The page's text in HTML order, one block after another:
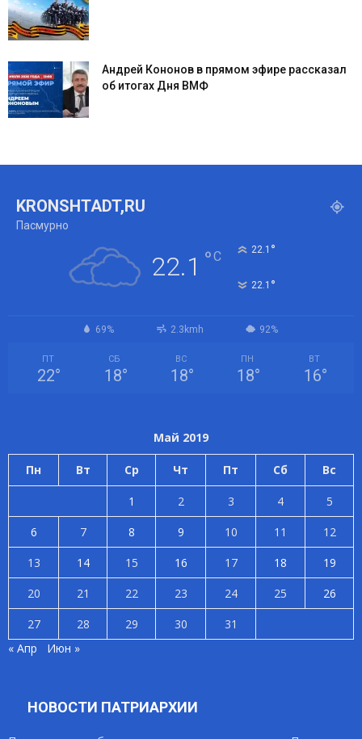
Андрей Кононов в прямом эфире рассказал
об итогах Дня ВМФ
KRONSHTADT,RU
Пасмурно
22.1 °C 22.1 °
22.1 °
69% 2.3kmh 92%
ПТ
22°
СБ
18°
ВС
18°
ПН
18°
ВТ
16°
Май 2019
Пн Вт Ср Чт Пт Сб Вс
1 2 3 4
5
6
7 8 9 10 11
12
13
14 15 16 17 18
19
20
21 22 23 24 25
26
27
28 29 30
31
« Апр
Июн »
НОВОСТИ ПАТРИАРХИИ